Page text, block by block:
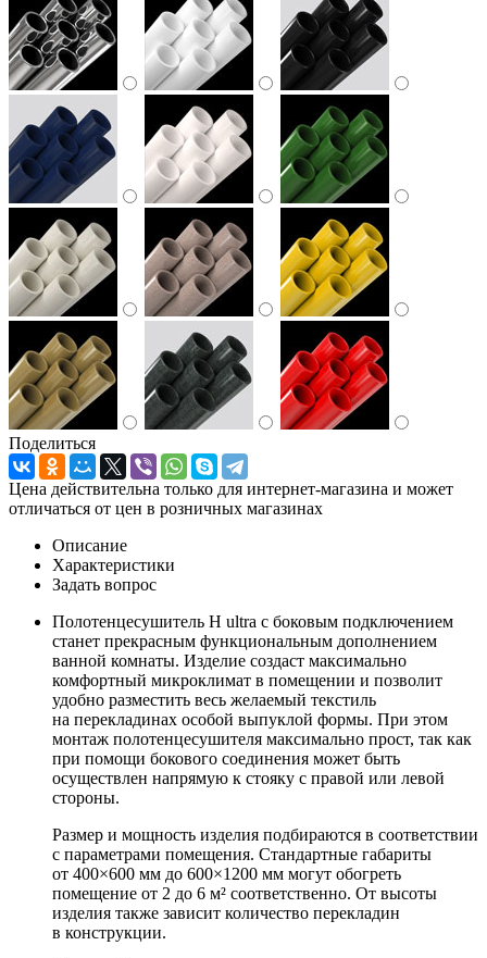
Поделиться
Цена действительна только для интернет-магазина и может
отличаться от цен в розничных магазинах
Описание
Характеристики
Задать вопрос
Полотенцесушитель H ultra с боковым подключением
станет прекрасным функциональным дополнением
ванной комнаты. Изделие создаст максимально
комфортный микроклимат в помещении и позволит
удобно разместить весь желаемый текстиль
на перекладинах особой выпуклой формы. При этом
монтаж полотенцесушителя максимально прост, так как
при помощи бокового соединения может быть
осуществлен напрямую к стояку с правой или левой
стороны.
Размер и мощность изделия подбираются в соответствии
с параметрами помещения. Стандартные габариты
от 400×600 мм до 600×1200 мм могут обогреть
помещение от 2 до 6 м² соответственно. От высоты
изделия также зависит количество перекладин
в конструкции.